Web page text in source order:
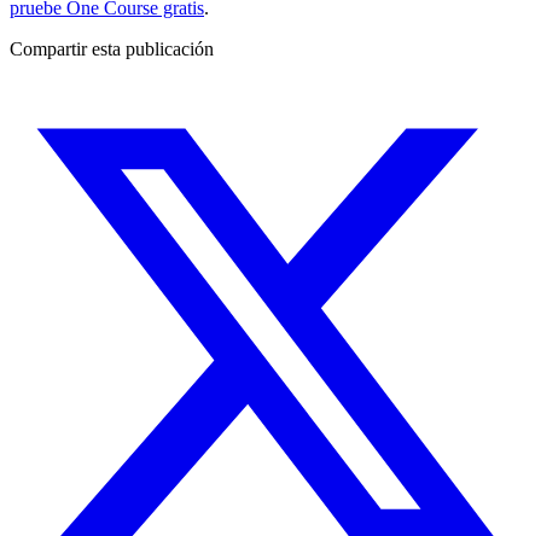
pruebe One Course gratis.
Compartir esta publicación